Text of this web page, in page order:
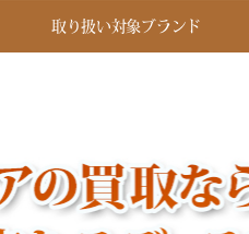
取り扱い対象ブランド